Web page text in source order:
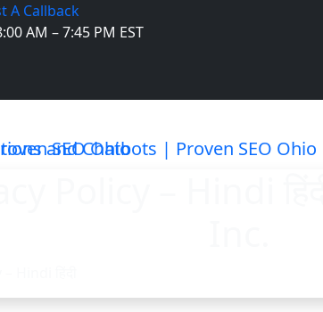
A Callback
AM – 7:45 PM EST